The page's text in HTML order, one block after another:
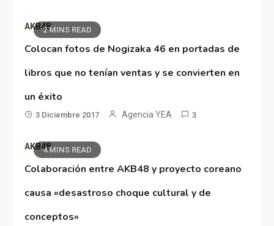
2 MINS READ
AKB48
Colocan fotos de Nogizaka 46 en portadas de
libros que no tenían ventas y se convierten en
un éxito
3 Diciembre 2017 Agencia YEA 3
4 MINS READ
AKB48
Colaboración entre AKB48 y proyecto coreano
causa «desastroso choque cultural y de
conceptos»